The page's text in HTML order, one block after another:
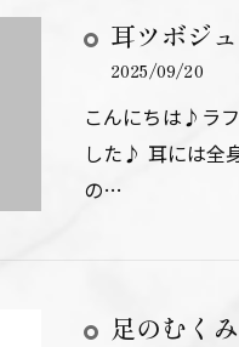
耳ツボジ
2025/09/20
こんにちは♪ラ
した♪ 耳には全
の…
足のむく